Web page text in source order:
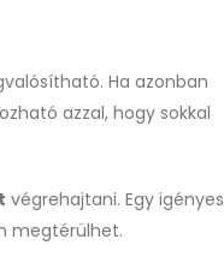
Ha azonban
azzal, hogy sokkal
végrehajtani. Egy igényes
megtérülhet.